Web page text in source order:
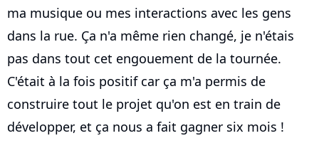
ma musique ou mes interactions avec les gens
dans la rue. Ça n'a même rien changé, je n'étais
pas dans tout cet engouement de la tournée.
C'était à la fois positif car ça m'a permis de
construire tout le projet qu'on est en train de
développer, et ça nous a fait gagner six mois !